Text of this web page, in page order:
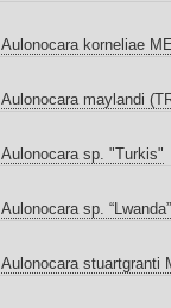
Aulonocara korneliae
Aulonocara maylandi
Aulonocara sp. "Turkis"
Aulonocara sp. “Lwanda”
Aulonocara stuartgranti